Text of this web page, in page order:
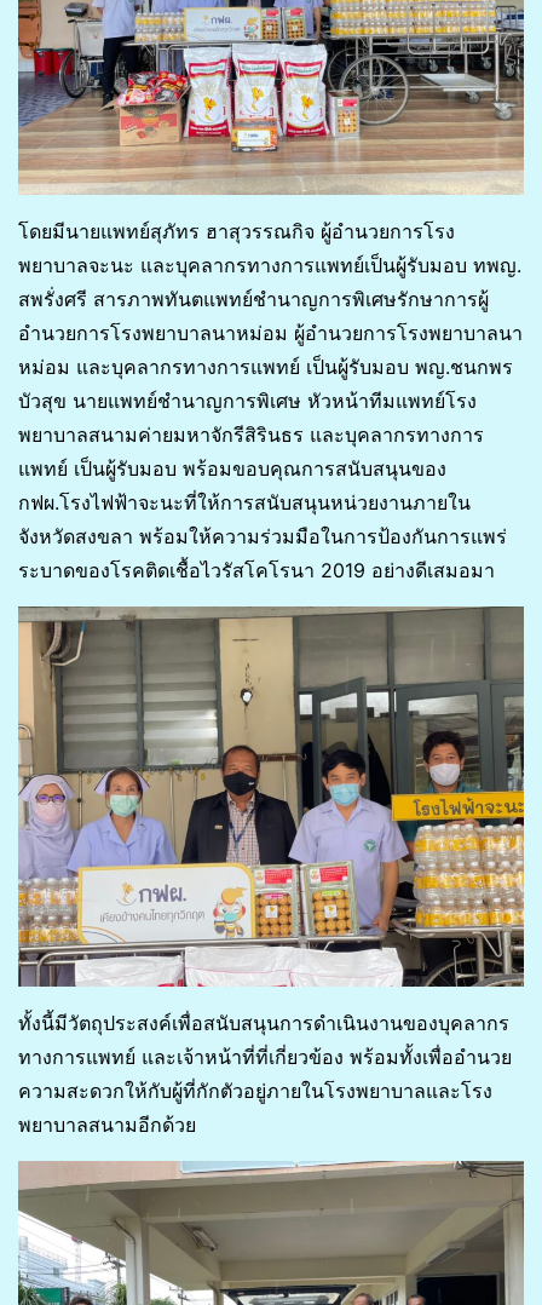
โดยมีนายแพทย์สุภัทร ฮาสุวรรณกิจ ผู้อำนวยการโรง
พยาบาลจะนะ และบุคลากรทางการแพทย์เป็นผู้รับมอบ ทพญ.
สพรั่งศรี สารภาพทันตแพทย์ชำนาญการพิเศษรักษาการผู้
อำนวยการโรงพยาบาลนาหม่อม ผู้อำนวยการโรงพยาบาลนา
หม่อม และบุคลากรทางการแพทย์ เป็นผู้รับมอบ พญ.ชนกพร
บัวสุข นายแพทย์ชำนาญการพิเศษ หัวหน้าทีมแพทย์โรง
พยาบาลสนามค่ายมหาจักรีสิรินธร และบุคลากรทางการ
แพทย์ เป็นผู้รับมอบ พร้อมขอบคุณการสนับสนุนของ
กฟผ.โรงไฟฟ้าจะนะที่ให้การสนับสนุนหน่วยงานภายใน
จังหวัดสงขลา พร้อมให้ความร่วมมือในการป้องกันการแพร่
ระบาดของโรคติดเชื้อไวรัสโคโรนา 2019 อย่างดีเสมอมา
ทั้งนี้มีวัตถุประสงค์เพื่อสนับสนุนการดำเนินงานของบุคลากร
ทางการแพทย์ และเจ้าหน้าที่ที่เกี่ยวข้อง พร้อมทั้งเพื่ออำนวย
ความสะดวกให้กับผู้ที่กักตัวอยู่ภายในโรงพยาบาลและโรง
พยาบาลสนามอีกด้วย